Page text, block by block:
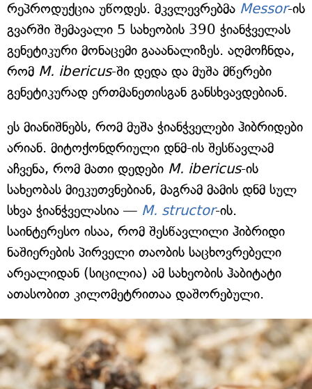
რეპროდუქცია უწოდეს. მკვლევრებმა Messor-ის
გვარში შემავალი 5 სახეობის 390 ჭიანჭველას
გენეტიკური მონაცემი გააანალიზეს. აღმოჩნდა,
რომ M. ibericus-ში დედა და მუშა მწერები
გენეტიკურად ერთმანეთისგან განსხვავდებიან.
ეს მიანიშნებს, რომ მუშა ჭიანჭველები ჰიბრიდები
არიან. მიტოქონდრიული დნმ-ის შესწავლამ
აჩვენა, რომ მათი დედები M. ibericus-ის
სახეობას მიეკუთვნებიან, მაგრამ მამის დნმ სულ
სხვა ჭიანჭველასია — M. structor-ის.
საინტერესო ისაა, რომ შესწავლილი ჰიბრიდი
ნაშიერების პირველი თაობის საცხოვრებელი
არეალიდან (სიცილია) ამ სახეობის ჰაბიტატი
ათასობით კილომეტრითაა დაშორებული.